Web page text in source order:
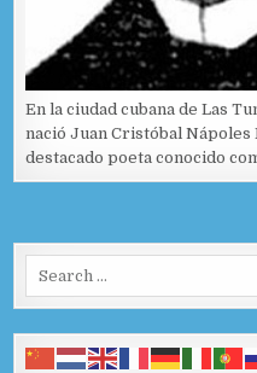
En la ciudad cubana de Las
nació Juan Cristóbal
destacado poeta conocido
Search for: